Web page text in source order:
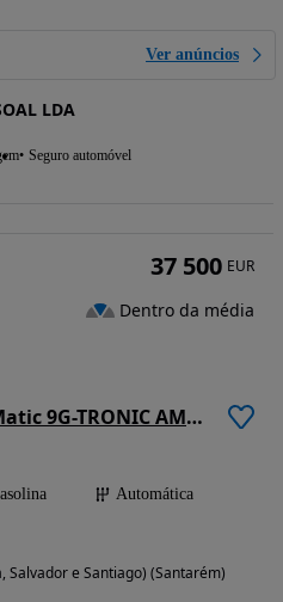
Ver anúncios
LDA
Seguro automóvel
Mercedes-Benz C 300 4Matic 9G-TRONIC AMG Line Advanced
Automática
Salvador e Santiago) (Santarém)
37 500 EUR
Dentro da média